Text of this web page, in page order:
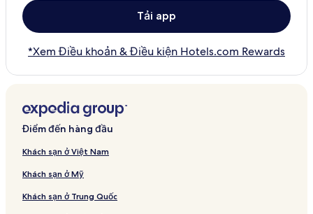
Tải app
*Xem Điều khoản & Điều kiện Hotels.com Rewards
Điểm đến hàng đầu
Khách sạn ở Việt Nam
Khách sạn ở Mỹ
Khách sạn ở Trung Quốc